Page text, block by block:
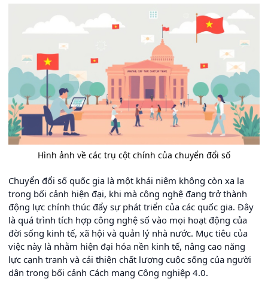
Hình ảnh về các trụ cột chính của chuyển đổi số
Chuyển đổi số quốc gia là một khái niệm không còn xa lạ
trong bối cảnh hiện đại, khi mà công nghệ đang trở thành
động lực chính thúc đẩy sự phát triển của các quốc gia. Đây
là quá trình tích hợp công nghệ số vào mọi hoạt động của
đời sống kinh tế, xã hội và quản lý nhà nước. Mục tiêu của
việc này là nhằm hiện đại hóa nền kinh tế, nâng cao năng
lực cạnh tranh và cải thiện chất lượng cuộc sống của người
dân trong bối cảnh Cách mạng Công nghiệp 4.0.